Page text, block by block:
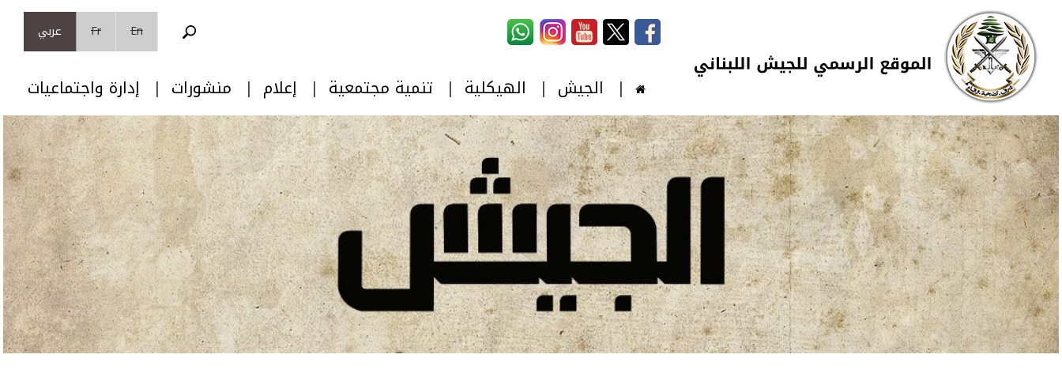
تجاوز إلى المحتوى الرئيسي
Skip to navigation
En
Fr عربي
الجيش الهيكلية تنمية مجتمعية إعلام منشورات إدارة واجتماعيات